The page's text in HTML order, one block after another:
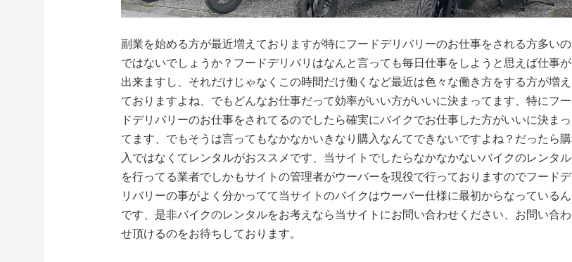
副業を始める方が最近増えておりますが特にフードデリバリーのお仕事をされる方多いの
ではないでしょうか？フードデリバリはなんと言っても毎日仕事をしようと思えば仕事が
出来ますし、それだけじゃなくこの時間だけ働くなど最近は色々な働き方をする方が増え
ておりますよね、でもどんなお仕事だって効率がいい方がいいに決まってます、特にフー
ドデリバリーのお仕事をされてるのでしたら確実にバイクでお仕事した方がいいに決まっ
てます、でもそうは言ってもなかなかいきなり購入なんてできないですよね？だったら購
入ではなくてレンタルがおススメです、当サイトでしたらなかなかないバイクのレンタル
を行ってる業者でしかもサイトの管理者がウーバーを現役で行っておりますのでフードデ
リバリーの事がよく分かってて当サイトのバイクはウーバー仕様に最初からなっているん
です、是非バイクのレンタルをお考えなら当サイトにお問い合わせください、お問い合わ
せ頂けるのをお待ちしております。